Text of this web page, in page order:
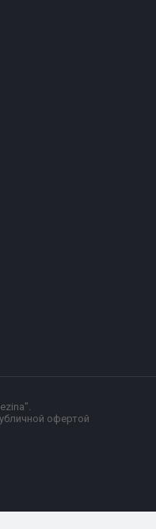
офертой